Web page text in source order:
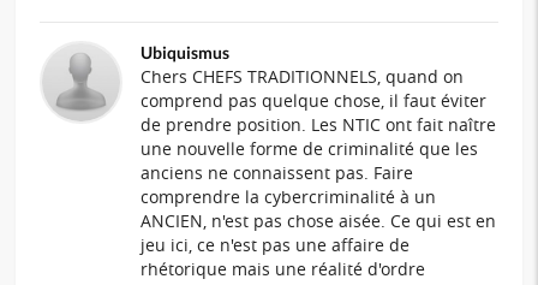
Ubiquismus
Chers CHEFS TRADITIONNELS, quand on
comprend pas quelque chose, il faut éviter
de prendre position. Les NTIC ont fait naître
une nouvelle forme de criminalité que les
anciens ne connaissent pas. Faire
comprendre la cybercriminalité à un
ANCIEN, n'est pas chose aisée. Ce qui est en
jeu ici, ce n'est pas une affaire de
rhétorique mais une réalité d'ordre